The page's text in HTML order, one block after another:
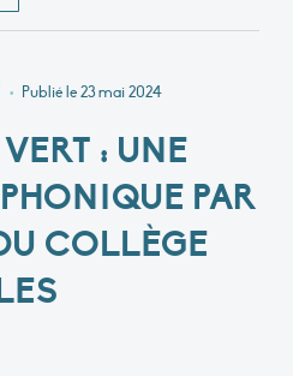
• Publié le23 mai 2024
: UNE
PAR
COLLÈGE